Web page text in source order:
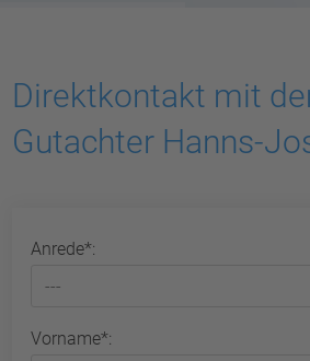
Direktkontakt mit
Gutachter Hanns-
Anrede*:
Vorname*: